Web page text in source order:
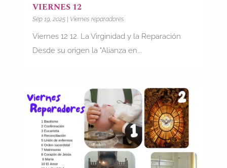
VIERNES 12
Sep 19, 2025| Viernes reparadores
Viernes 12 12. La Virginidad y la Reparación
Desde su origen la "Alianza en...